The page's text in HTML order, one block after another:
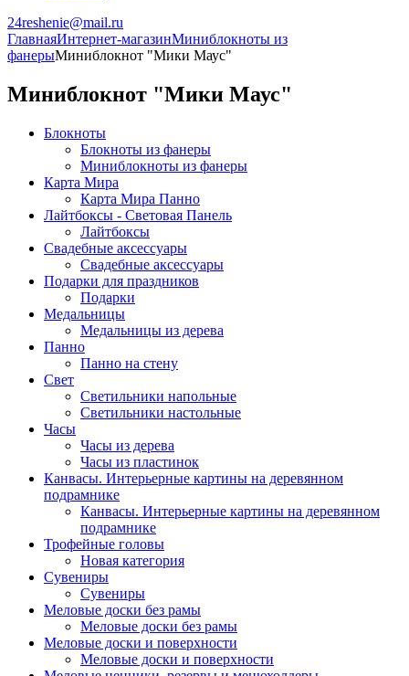
24reshenie@mail.ru
ГлавнаяИнтернет-магазинМиниблокноты из
фанерыМиниблокнот "Мики Маус"
Миниблокнот "Мики Маус"
Блокноты
Блокноты из фанеры
Миниблокноты из фанеры
Карта Мира
Карта Мира Панно
Лайтбоксы - Световая Панель
Лайтбоксы
Свадебные аксессуары
Свадебные аксессуары
Подарки для праздников
Подарки
Медальницы
Медальницы из дерева
Панно
Панно на стену
Свет
Светильники напольные
Светильники настольные
Часы
Часы из дерева
Часы из пластинок
Канвасы. Интерьерные картины на деревянном
подрамнике
Канвасы. Интерьерные картины на деревянном
подрамнике
Трофейные головы
Новая категория
Сувениры
Сувениры
Меловые доски без рамы
Меловые доски без рамы
Меловые доски и поверхности
Меловые доски и поверхности